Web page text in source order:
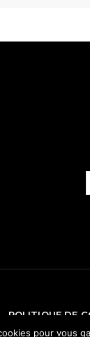
POLITIQUE DE
pour vous